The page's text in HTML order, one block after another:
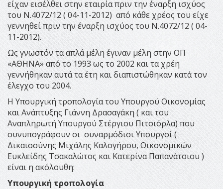
είχαν εισέλθει στην εταιρία πριν την έναρξη ισχύος
του Ν.4072/12 ( 04-11-2012) από κάθε χρέος του είχε
γεννηθεί πριν την έναρξη ισχύος του Ν.4072/12 ( 04-
11-2012).
Ως γνωστόν τα απλά μέλη έγιναν μέλη στην ΟΠ
«ΑΘΗΝΑ» από το 1993 ως το 2002 και τα χρέη
γεννήθηκαν αυτά τα έτη και διαπιστώθηκαν κατά τον
έλεγχο του 2004.
Η Υπουργική τροπολογία του Υπουργού Οικονομίας
και Ανάπτυξης Γιάννη Δρασαγάκη ( και του
Αναπληρωτή Υπουργού Στέργιου Πιτσιόρλα) που
συνυπογράφουν οι συναρμόδιοι Υπουργοί (
Δικαιοσύνης Μιχάλης Καλογήρου, Οικονομικών
Ευκλείδης Τσακαλώτος και Κατερίνα Παπανάτσιου )
είναι η ακόλουθη:
Υπουργική τροπολογία